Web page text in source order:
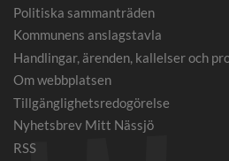
Politiska sammanträden
Kommunens anslagstavla
Handlingar, ärenden, kallelser och
Om webbplatsen
Tillgänglighetsredogörelse
Nyhetsbrev Mitt Nässjö
RSS